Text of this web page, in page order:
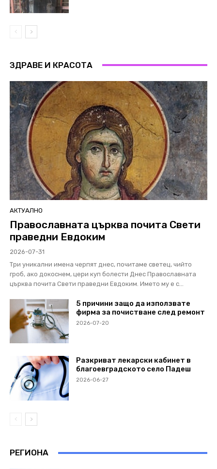
ЗДРАВЕ И КРАСОТА
АКТУАЛНО
Православната църква почита Свети
праведни Евдоким
2026-07-31
Три уникални имена черпят днес, почитаме светец, чийто
гроб, ако докоснем, цери куп болести Днес Православната
църква почита Свети праведни Евдоким. Името му е с...
5 причини защо да използвате
фирма за почистване след ремонт
2026-07-20
Разкриват лекарски кабинет в
благоевградското село Падеш
2026-06-27
РЕГИОНА